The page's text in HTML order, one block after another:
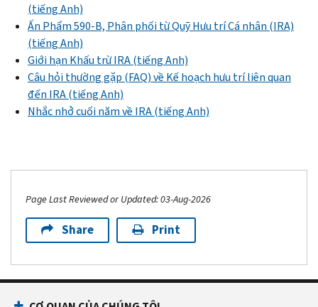
(tiếng Anh)
Ấn Phẩm 590-B, Phân phối từ Quỹ Hưu trí Cá nhân (IRA)
(tiếng Anh)
Giới hạn Khấu trừ IRA (tiếng Anh)
Câu hỏi thường gặp (FAQ) về Kế hoạch hưu trí liên quan
đến IRA (tiếng Anh)
Nhắc nhở cuối năm về IRA (tiếng Anh)
Page Last Reviewed or Updated: 03-Aug-2026
Share Print